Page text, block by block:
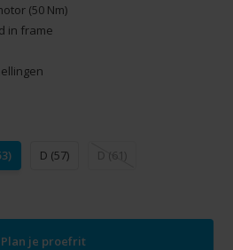
(50 Nm)
in frame
D (57) D (61)
Plan je proefrit